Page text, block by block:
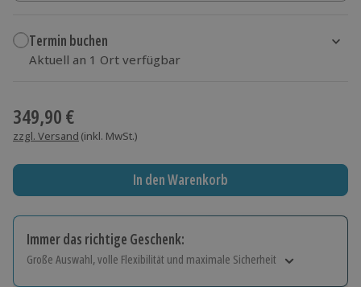
Termin buchen
Aktuell an 1 Ort verfügbar
349,90 €
zzgl. Versand (inkl. MwSt.)
In den Warenkorb
Immer das richtige Geschenk:
Große Auswahl, volle Flexibilität und maximale Sicherheit